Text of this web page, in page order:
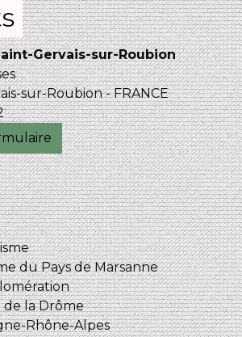
Gervais-sur-Roubion
sur-Roubion - FRANCE
du Pays de Marsanne
la Drôme
Rhône-Alpes